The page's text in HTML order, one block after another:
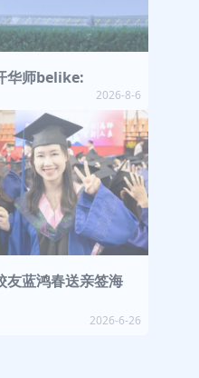
华师belike:
2026-8-6
友蓝鸿春送亲签海
2026-6-26